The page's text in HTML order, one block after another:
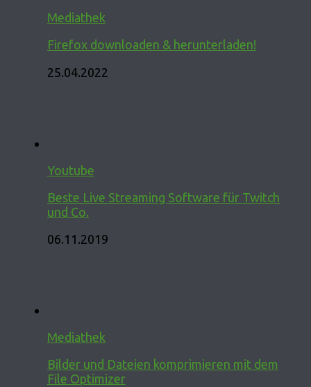
Mediathek
Firefox downloaden & herunterladen!
25.04.2022
Youtube
Beste Live Streaming Software für Twitch
und Co.
06.11.2019
Mediathek
Bilder und Dateien komprimieren mit dem
File Optimizer